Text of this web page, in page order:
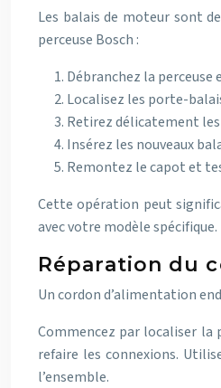
Les balais de moteur sont
perceuse Bosch :
Débranchez la
Localisez les porte-
Retirez délicatement
Insérez les nouveaux
Remontez le capot et
Cette opération peut
avec votre modèle spécifique.
Réparation du
Un cordon d’alimentation
Commencez par localiser la
refaire les connexions.
l’ensemble.